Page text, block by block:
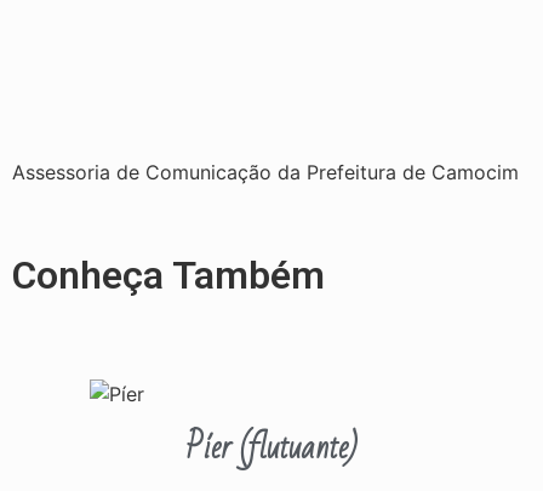
Assessoria de Comunicação da Prefeitura de Camocim
Conheça Também
Píer (flutuante)